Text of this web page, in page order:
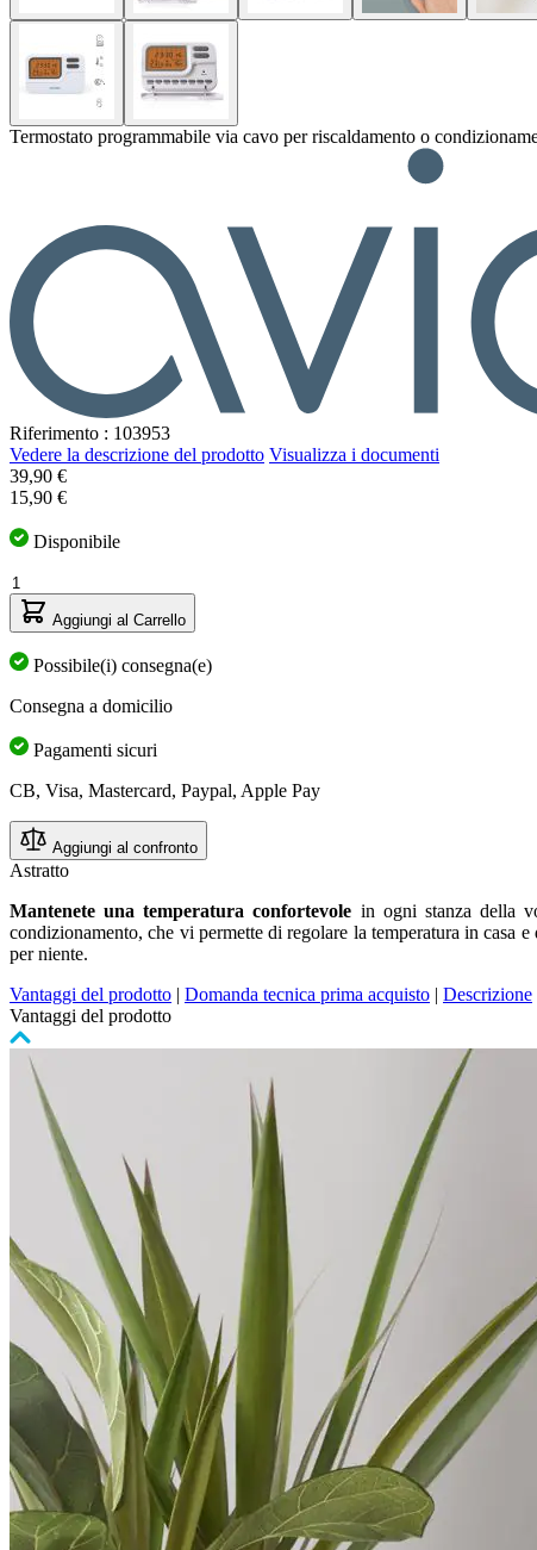
Termostato programmabile via cavo per riscaldamento o
Riferimento : 103953
Vedere la descrizione del prodotto Visualizza i documenti
39,90 €
15,90 €
Disponibile
Quantità
Aggiungi al Carrello
Possibile(i) consegna(e)
Consegna a domicilio
Pagamenti sicuri
CB, Visa, Mastercard, Paypal, Apple Pay
Aggiungi al confronto
Astratto
Mantenete una temperatura confortevole in ogni stanza della
condizionamento, che vi permette di regolare la temperatura in casa
per niente.
Vantaggi del prodotto | Domanda tecnica prima acquisto | Descrizione
Vantaggi del prodotto